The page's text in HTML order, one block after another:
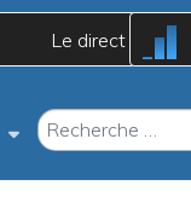
Le direct A
Bc